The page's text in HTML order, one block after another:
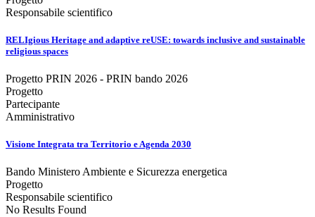
Responsabile scientifico
RELIgious Heritage and adaptive reUSE: towards inclusive and sustainable
religious spaces
Progetto PRIN 2026 - PRIN bando 2026
Progetto
Partecipante
Amministrativo
Visione Integrata tra Territorio e Agenda 2030
Bando Ministero Ambiente e Sicurezza energetica
Progetto
Responsabile scientifico
No Results Found